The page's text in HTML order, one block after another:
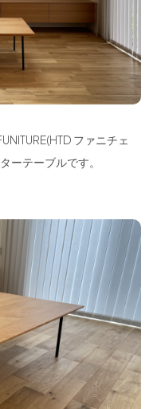
ファニチェ
ーテーブルです。